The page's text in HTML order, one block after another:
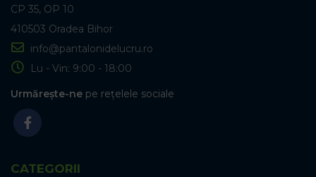
CP 35, OP 10
410503 Oradea Bihor
info@pantalonidelucru.ro
Lu - Vin: 9:00 - 18:00
Urmărește-ne pe rețelele sociale
CATEGORII